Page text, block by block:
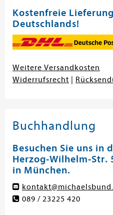
Kostenfreie
Deutschlands!
Weitere Versandkosten
Widerrufsrecht
Buchhandlung
Besuchen Sie uns in
Herzog-Wilhelm-Str.
in München.
089 / 23225 420